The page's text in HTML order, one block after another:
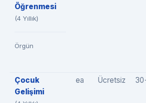
Öğrenmesi
(4 Yıllık)
Örgün
Çocuk
Gelişimi
ea Ücretsiz